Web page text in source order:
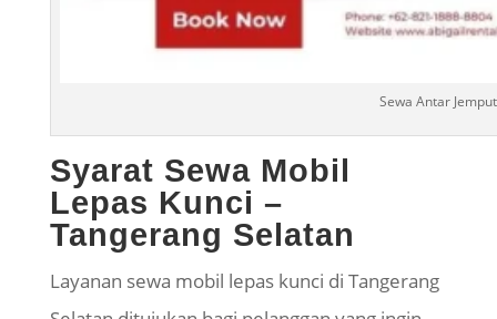
Sewa Antar
Syarat Sewa Mobil
Lepas Kunci –
Tangerang Selatan
Layanan sewa mobil lepas kunci di Tangerang